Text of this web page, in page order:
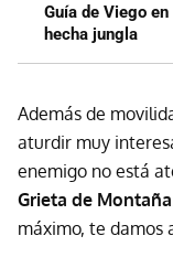
Guía de Viego
hecha jungla
Además de
aturdir muy
enemigo no está
Grieta de Montaña
máximo, te damos